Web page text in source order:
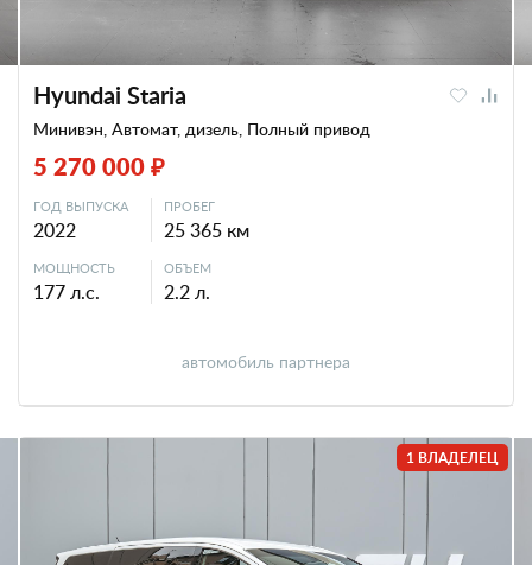
Hyundai Staria
Минивэн, Автомат, дизель, Полный привод
5 270 000 ₽
ГОД ВЫПУСКА
2022
ПРОБЕГ
25 365 км
МОЩНОСТЬ
177 л.с.
ОБЪЕМ
2.2 л.
автомобиль партнера
1 ВЛАДЕЛЕЦ